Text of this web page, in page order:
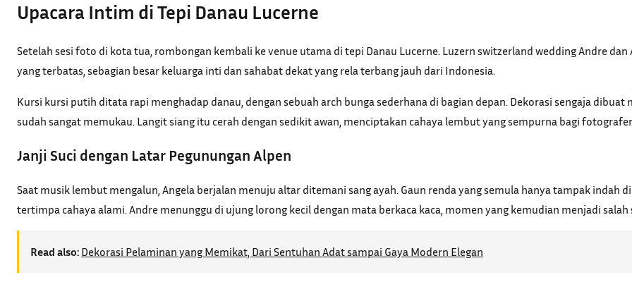
Upacara Intim di Tepi Danau Lucerne
Setelah sesi foto di kota tua, rombongan kembali ke venue utama di tepi Danau Lucerne. Luzern switzerland wedding Andre
yang terbatas, sebagian besar keluarga inti dan sahabat dekat yang rela terbang jauh dari Indonesia.
Kursi kursi putih ditata rapi menghadap danau, dengan sebuah arch bunga sederhana di bagian depan. Dekorasi sengaja
sudah sangat memukau. Langit siang itu cerah dengan sedikit awan, menciptakan cahaya lembut yang sempurna bagi
Janji Suci dengan Latar Pegunungan Alpen
Saat musik lembut mengalun, Angela berjalan menuju altar ditemani sang ayah. Gaun renda yang semula hanya tampak indah
tertimpa cahaya alami. Andre menunggu di ujung lorong kecil dengan mata berkaca kaca, momen yang kemudian menjadi
Read also: Dekorasi Pelaminan yang Memikat, Dari Sentuhan Adat sampai Gaya Modern Elegan